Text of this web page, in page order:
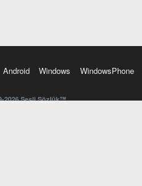
Android Windows WindowsPhone
2026 Sesli Sözlük™